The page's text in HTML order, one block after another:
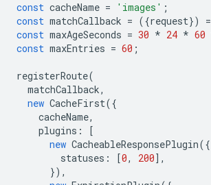
const cacheName = 'images' ;
const matchCallback = ({request}) =
const maxAgeSeconds = 30 * 24 * 60
const maxEntries = 60 ;
registerRoute(
matchCallback,
new CacheFirst({
cacheName,
plugins :
[
new CacheableResponsePlugin({
statuses : [0, 200],
}),